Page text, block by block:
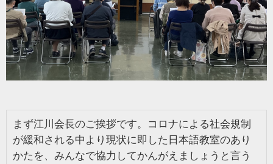
まず江川会長のご挨拶です。コロナによる社会規制
が緩和される中より現状に即した日本語教室のあり
かたを、みんなで協力してかんがえましょうと言う